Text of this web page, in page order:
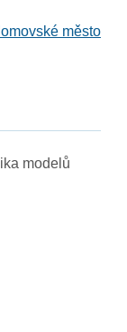
město
modelů